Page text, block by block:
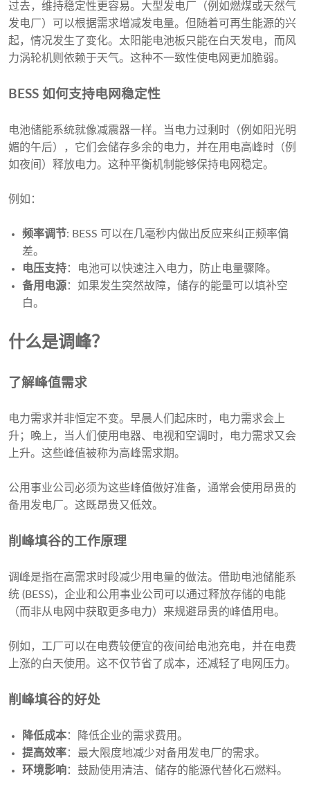
过去，维持稳定性更容易。大型发电厂（例如燃煤或天然气
发电厂）可以根据需求增减发电量。但随着可再生能源的兴
起，情况发生了变化。太阳能电池板只能在白天发电，而风
力涡轮机则依赖于天气。这种不一致性使电网更加脆弱。
BESS 如何支持电网稳定性
电池储能系统就像减震器一样。当电力过剩时（例如阳光明
媚的午后），它们会储存多余的电力，并在用电高峰时（例
如夜间）释放电力。这种平衡机制能够保持电网稳定。
例如：
频率调节: BESS 可以在几毫秒内做出反应来纠正频率偏
差。
电压支持：电池可以快速注入电力，防止电量骤降。
备用电源：如果发生突然故障，储存的能量可以填补空
白。
什么是调峰？
了解峰值需求
电力需求并非恒定不变。早晨人们起床时，电力需求会上
升；晚上，当人们使用电器、电视和空调时，电力需求又会
上升。这些峰值被称为高峰需求期。
公用事业公司必须为这些峰值做好准备，通常会使用昂贵的
备用发电厂。这既昂贵又低效。
削峰填谷的工作原理
调峰是指在高需求时段减少用电量的做法。借助电池储能系
统 (BESS)，企业和公用事业公司可以通过释放存储的电能
（而非从电网中获取更多电力）来规避昂贵的峰值用电。
例如，工厂可以在电费较便宜的夜间给电池充电，并在电费
上涨的白天使用。这不仅节省了成本，还减轻了电网压力。
削峰填谷的好处
降低成本：降低企业的需求费用。
提高效率：最大限度地减少对备用发电厂的需求。
环境影响 ：鼓励使用清洁、储存的能源代替化石燃料。